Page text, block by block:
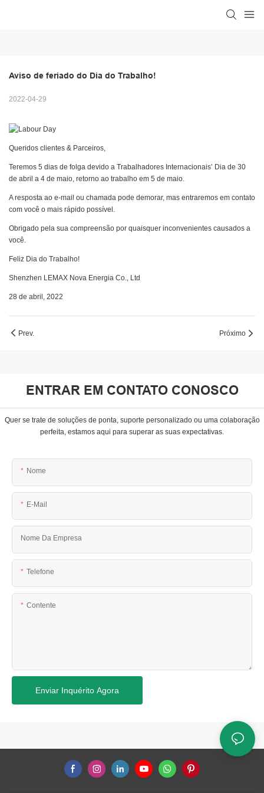
Aviso de feriado do Dia do Trabalho!
2022-04-29
Queridos clientes & Parceiros,
Teremos 5 dias de folga devido a Trabalhadores Internacionais’ Dia de 30
de abril a 4 de maio, retorno ao trabalho em 5 de maio.
A resposta ao e-mail ou chamada pode demorar, mas entraremos em contato
com você o mais rápido possível.
Obrigado pela sua compreensão por quaisquer inconvenientes causados ​​a
você.
Feliz Dia do Trabalho!
Shenzhen LEMAX Nova Energia Co., Ltd
28 de abril, 2022
Prev. Próximo
ENTRAR EM CONTATO CONOSCO
Quer se trate de soluções de ponta, suporte personalizado ou uma colaboração
perfeita, estamos aqui para superar as suas expectativas.
Nome
E-Mail
Nome Da Empresa
Telefone
Contente
Enviar Inquérito Agora